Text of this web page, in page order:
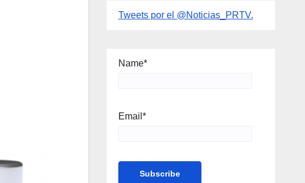
Tweets por el @Noticias_PRTV.
Name*
Email*